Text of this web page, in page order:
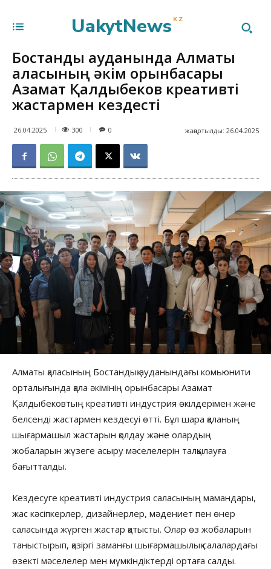
UakytNews KZ
Бостандық ауданында Алматы
қаласының әкім орынбасары
Азамат Қалдыбеков креативті
жастармен кездесті
26.04.2025 300 жаңартылды: 26.04.2025
0
Алматы қаласының Бостандық ауданындағы комьюнити
орталығында қала әкімінің орынбасары Азамат
Қалдыбековтың креативті индустрия өкілдерімен және
белсенді жастармен кездесуі өтті. Бұл шара қаланың
шығармашыл жастарын қолдау және олардың
жобаларын жүзеге асыру мәселелерін талқылауға
бағытталды.
Кездесуге креативті индустрия саласының мамандары,
жас кәсіпкерлер, дизайнерлер, мәдениет пен өнер
саласында жүрген жастар қатысты. Олар өз жобаларын
таныстырып, қазіргі заманғы шығармашылық салалардағы
өзекті мәселелер мен мүмкіндіктерді ортаға салды.